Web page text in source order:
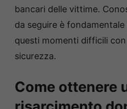
bancari delle vittime.
da seguire è
questi momenti difficili
sicurezza.
Come ottenere